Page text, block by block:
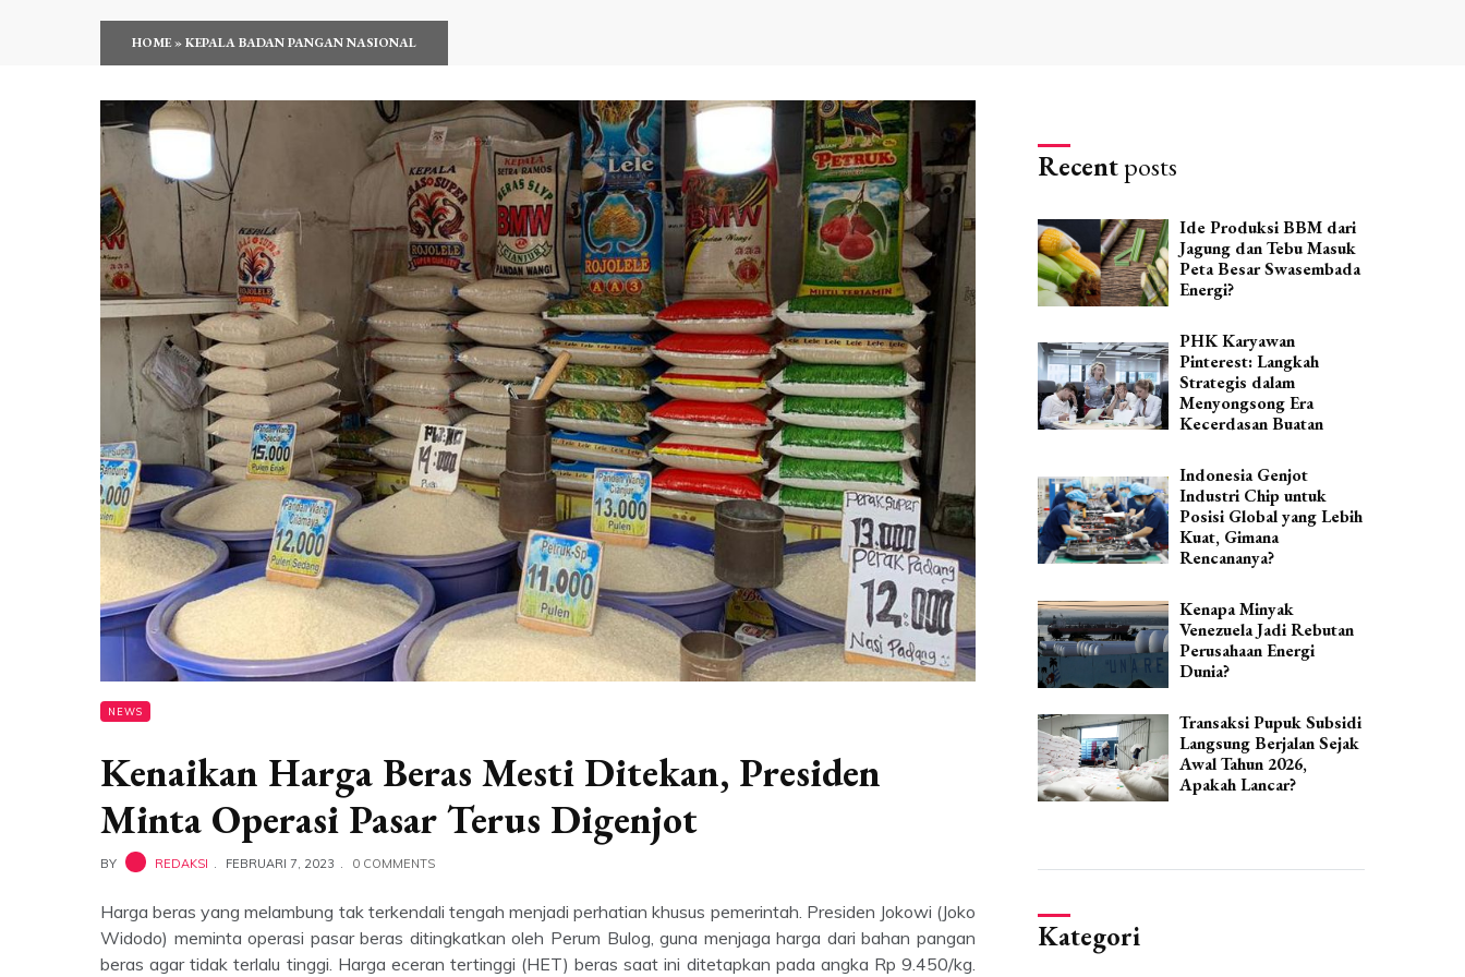
HOME»KEPALA BADAN PANGAN NASIONAL
NEWS
Kenaikan Harga Beras Mesti Ditekan, Presiden
Minta Operasi Pasar Terus Digenjot
BY REDAKSI FEBRUARI 7, 2023 0 COMMENTS
Harga beras yang melambung tak terkendali tengah menjadi perhatian khusus pemerintah. Presiden Jokowi (Joko
Widodo) meminta operasi pasar beras ditingkatkan oleh Perum Bulog, guna menjaga harga dari bahan pangan
beras agar tidak terlalu tinggi. Harga eceran tertinggi (HET) beras saat ini ditetapkan pada angka Rp 9.450/kg.
Recentposts
Ide Produksi BBM dari
Jagung dan Tebu Masuk
Peta Besar Swasembada
Energi?
PHK Karyawan
Pinterest: Langkah
Strategis dalam
Menyongsong Era
Kecerdasan Buatan
Indonesia Genjot
Industri Chip untuk
Posisi Global yang Lebih
Kuat, Gimana
Rencananya?
Kenapa Minyak
Venezuela Jadi Rebutan
Perusahaan Energi
Dunia?
Transaksi Pupuk Subsidi
Langsung Berjalan Sejak
Awal Tahun 2026,
Apakah Lancar?
Kategori